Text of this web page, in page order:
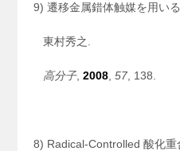
9) 遷移金属錯体触媒を用い
東村秀之.
高分子,2008 ,57 , 138.
8) Radical-Controlled 酸化重